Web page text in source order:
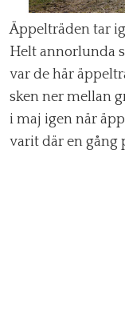
Äppelträden tar
Helt annorlunda
var de här
sken ner mellan
i maj igen när
varit där en gång